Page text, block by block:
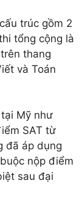
trúc gồm 2
tổng cộng là
thang
và Toán
Mỹ như
SAT từ
đã áp dụng
nộp điểm
sau đại